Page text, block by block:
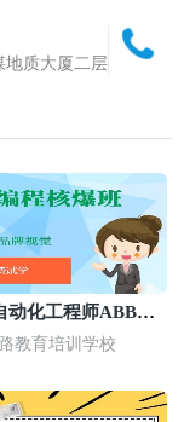
地质大厦二层
动化工程师ABB工
操班
教育培训学校